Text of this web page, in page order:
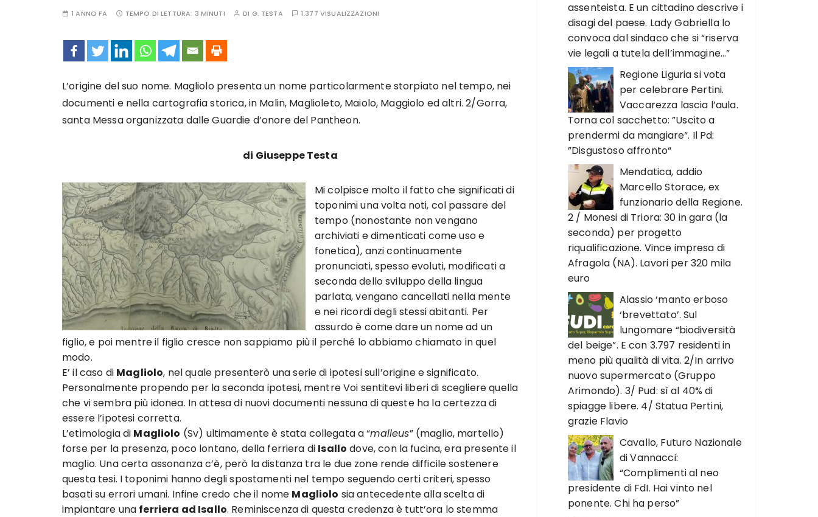
1 ANNO FA TEMPO DI LETTURA: 3 MINUTI DI G. TESTA 1.377 VISUALIZZAZIONI
L’origine del suo nome. Magliolo presenta un nome particolarmente storpiato nel tempo, nei
documenti e nella cartografia storica, in Malin, Maglioleto, Maiolo, Maggiolo ed altri. 2/Gorra,
santa Messa organizzata dalle Guardie d’onore del Pantheon.
di Giuseppe Testa
Mi colpisce molto il fatto che significati di
toponimi una volta noti, col passare del
tempo (nonostante non vengano
archiviati e dimenticati come uso e
fonetica), anzi continuamente
pronunciati, spesso evoluti, modificati a
seconda dello sviluppo della lingua
parlata, vengano cancellati nella mente
e nei ricordi degli stessi abitanti. Per
assurdo è come dare un nome ad un
figlio, e poi mentre il figlio cresce non sappiamo più il perché lo abbiamo chiamato in quel
modo.
E’ il caso di Magliolo, nel quale presenterò una serie di ipotesi sull’origine e significato.
Personalmente propendo per la seconda ipotesi, mentre Voi sentitevi liberi di scegliere quella
che vi sembra più idonea. In attesa di nuovi documenti nessuna di queste ha la certezza di
essere l’ipotesi corretta.
L’etimologia di Magliolo (Sv) ultimamente è stata collegata a “malleus” (maglio, martello)
forse per la presenza, poco lontano, della ferriera di Isallo dove, con la fucina, era presente il
maglio. Una certa assonanza c’è, però la distanza tra le due zone rende difficile sostenere
questa tesi. I toponimi hanno degli spostamenti nel tempo seguendo certi criteri, spesso
basati su errori umani. Infine credo che il nome Magliolo sia antecedente alla scelta di
impiantare una ferriera ad Isallo. Reminiscenza di questa credenza è tutt’ora lo stemma
assenteista. E un cittadino descrive i
disagi del paese. Lady Gabriella lo
convoca dal sindaco che si “riserva
vie legali a tutela dell’immagine…”
Regione Liguria si vota
per celebrare Pertini.
Vaccarezza lascia l’aula.
Torna col sacchetto: ”Uscito a
prendermi da mangiare“. Il Pd:
”Disgustoso affronto“
Mendatica, addio
Marcello Storace, ex
funzionario della Regione.
2 / Monesi di Triora: 30 in gara (la
seconda) per progetto
riqualificazione. Vince impresa di
Afragola (NA). Lavori per 320 mila
euro
Alassio ‘manto erboso
‘brevettato’. Sul
lungomare “biodiversità
del beige”. E con 3.797 residenti in
meno più qualità di vita. 2/In arrivo
nuovo supermercato (Gruppo
Arimondo). 3/ Pud: sì al 40% di
spiagge libere. 4/ Statua Pertini,
grazie Flavio
Cavallo, Futuro Nazionale
di Vannacci:
“Complimenti al neo
presidente di FdI. Hai vinto nel
ponente. Chi ha perso”